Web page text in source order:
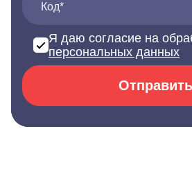
Код*
Я даю согласие на
персональных данных
Отправить